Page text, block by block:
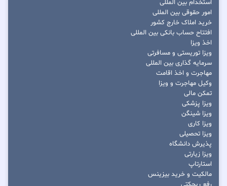
استخدام بین المللی
امور حقوقی بین المللی
خرید املاک خارج کشور
افتتاح حساب بانکی بین المللی
اخذ ویزا
ویزا توریستی و مسافرتی
سرمایه گذاری بین المللی
مهاجرت و اخذ اقامت
وکیل مهاجرت و ویزا
تمکن مالی
ویزا پزشکی
ویزا شینگن
ویزا کاری
ویزا تحصیلی
پذیرش دانشگاه
ویزا زیارتی
استارتاپ
مالکیت و خرید بیزینس